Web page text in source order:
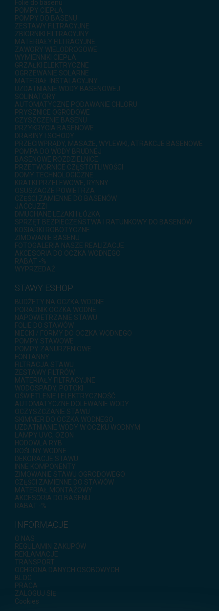
Folie do basenu
POMPY CIEPŁA
POMPY DO BASENU
ZESTAWY FILTRACYJNE
ZBIORNIKI FILTRACYJNY
MATERIAŁY FILTRACYJNE
ZAWORY WIELODROGOWE
WYMIENNIKI CIEPŁA
GRZAŁKI ELEKTRYCZNE
OGRZEWANIE SOLARNE
MATERIAŁ INSTALACYJNY
UZDATNIANIE WODY BASENOWEJ
SOLINATORY
AUTOMATYCZNE PODAWANIE CHLORU
PRYSZNICE OGRODOWE
CZYSZCZENIE BASENU
PRZYKRYCIA BASENOWE
DRABINY I SCHODY
PRZECIWPRĄDY, MASAŻE, WYLEWKI, ATRAKCJE BASENOWE
POMPA DO WODY BRUDNEJ
BASENOWE ROZDZIELNICE
PRZETWORNICE CZĘSTOTLIWOŚCI
DOMY TECHNOLOGICZNE
KRATKI PRZELEWOWE, RYNNY
OSUSZACZE POWIETRZA
CZĘŚCI ZAMIENNE DO BASENÓW
JACCUZZI
DMUCHANE LEŻAKI I ŁÓŻKA
SPRZĘT BEZPIECZEŃSTWA I RATUNKOWY DO BASENÓW
KOSIARKI ROBOTYCZNE
ZIMOWANIE BASENU
FOTOGALERIA NASZE REALIZACJE
AKCESORIA DO OCZKA WODNEGO
RABAT -%
WYPRZEDAŻ
STAWY ESHOP
BUDŻETY NA OCZKA WODNE
PORADNIK OCZKA WODNE
NAPOWIETRZANIE STAWU
FOLIE DO STAWÓW
NIECKI / FORMY DO OCZKA WODNEGO
POMPY STAWOWE
POMPY ZANURZENIOWE
FONTANNY
FILTRACJA STAWU
ZESTAWY FILTRÓW
MATERIAŁY FILTRACYJNE
WODOSPADY, POTOKI
OŚWIETLENIE I ELEKTRYCZNOŚĆ
AUTOMATYCZNE DOLEWANIE WODY
OCZYSZCZANIE STAWU
SKIMMER DO OCZKA WODNEGO
UZDATNIANIE WODY W OCZKU WODNYM
LAMPY UVC, OZON
HODOWLA RYB
ROŚLINY WODNE
DEKORACJE STAWU
INNE KOMPONENTY
ZIMOWANIE STAWU OGRODOWEGO
CZĘŚCI ZAMIENNE DO STAWÓW
MATERIAŁ MONTAŻOWY
AKCESORIA DO BASENU
RABAT -%
INFORMACJE
O NAS
REGULAMIN ZAKUPÓW
REKLAMACJE
TRANSPORT
OCHRONA DANYCH OSOBOWYCH
BLOG
PRACA
ZALOGUJ SIĘ
Cookies